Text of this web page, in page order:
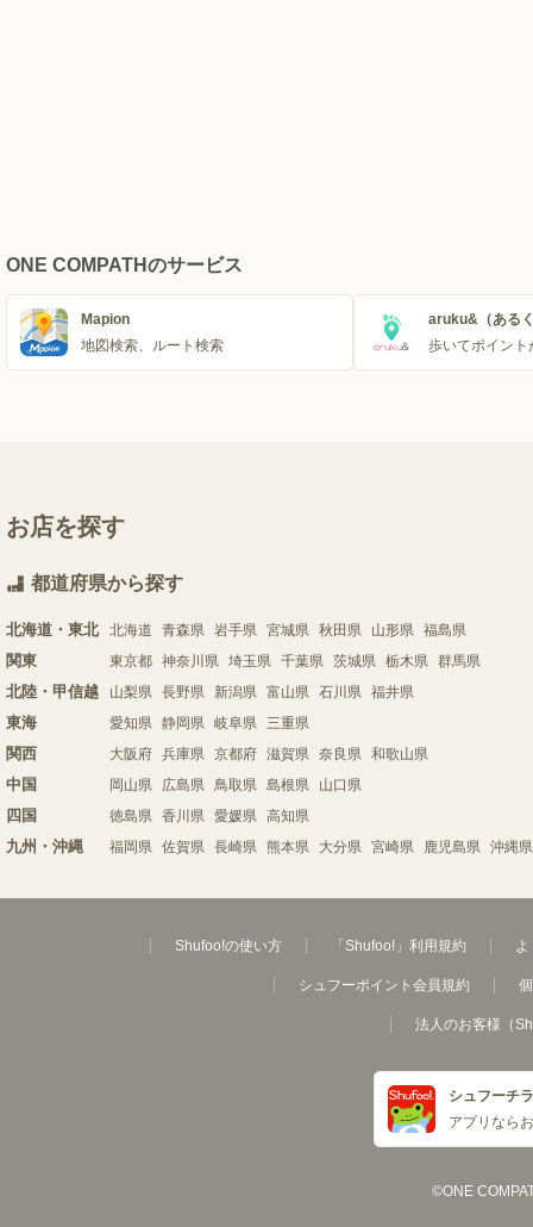
ONE COMPATHのサービス
Mapion
地図検索、ルート検索
aruku&（ある
歩いてポイント
お店を探す
都道府県から探す
北海道・東北 北海道 青森県 岩手県 宮城県 秋田県 山形県 福島県
関東 東京都 神奈川県 埼玉県 千葉県 茨城県 栃木県 群馬県
北陸・甲信越 山梨県 長野県 新潟県 富山県 石川県 福井県
東海 愛知県 静岡県 岐阜県 三重県
関西 大阪府 兵庫県 京都府 滋賀県 奈良県 和歌山県
中国 岡山県 広島県 鳥取県 島根県 山口県
四国 徳島県 香川県 愛媛県 高知県
九州・沖縄 福岡県 佐賀県 長崎県 熊本県 大分県 宮崎県 鹿児島県 沖縄県
Shufoo!の使い方 「Shufoo!」利用規約 よ
シュフーポイント会員規約
法人のお客様（
シュフーチ
アプリなら
©ONE